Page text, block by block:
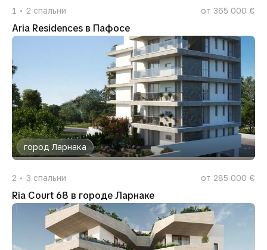
1 2 спальни от 365 000 €
Aria Residences в Пафосе
город Ларнака
2 3 спальни от 285 000 €
Ria Court 68 в городе Ларнаке